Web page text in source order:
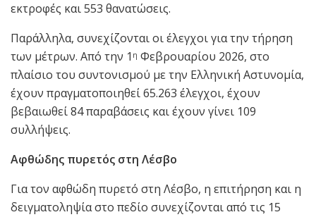
εκτροφές και 553 θανατώσεις.
Παράλληλα, συνεχίζονται οι έλεγχοι για την τήρηση
των μέτρων. Από την 1 η Φεβρουαρίου 2026, στο
πλαίσιο του συντονισμού με την Ελληνική Αστυνομία,
έχουν πραγματοποιηθεί 65.263 έλεγχοι, έχουν
βεβαιωθεί 84 παραβάσεις και έχουν γίνει 109
συλλήψεις.
Αφθώδης πυρετός στη Λέσβο
Για τον αφθώδη πυρετό στη Λέσβο, η επιτήρηση και η
δειγματοληψία στο πεδίο συνεχίζονται από τις 15